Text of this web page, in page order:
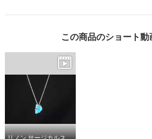
この商品のショート動